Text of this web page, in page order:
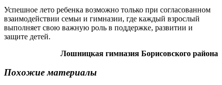
Успешное лето ребенка возможно только при согласованном
взаимодействии семьи и гимназии, где каждый взрослый
выполняет свою важную роль в поддержке, развитии и
защите детей.
Лошницкая гимназия Борисовского района
Похожие материалы